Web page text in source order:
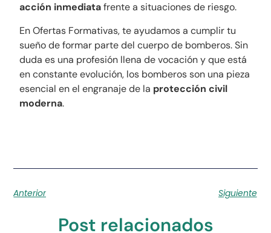
acción inmediatafrente a situaciones de riesgo.
En Ofertas Formativas, te ayudamos a cumplir tu
sueño de formar parte del cuerpo de bomberos. Sin
duda es una profesión llena de vocación y que está
en constante evolución, los bomberos son una pieza
esencial en el engranaje de la protección civil
moderna.
Anterior Siguiente
Post relacionados